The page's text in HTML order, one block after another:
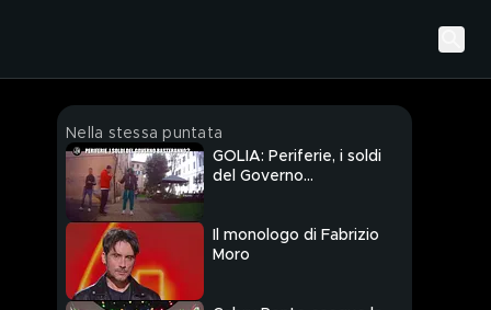
Nella stessa puntata
GOLIA: Periferie, i soldi
del Governo
Il monologo di Fabrizio
Moro